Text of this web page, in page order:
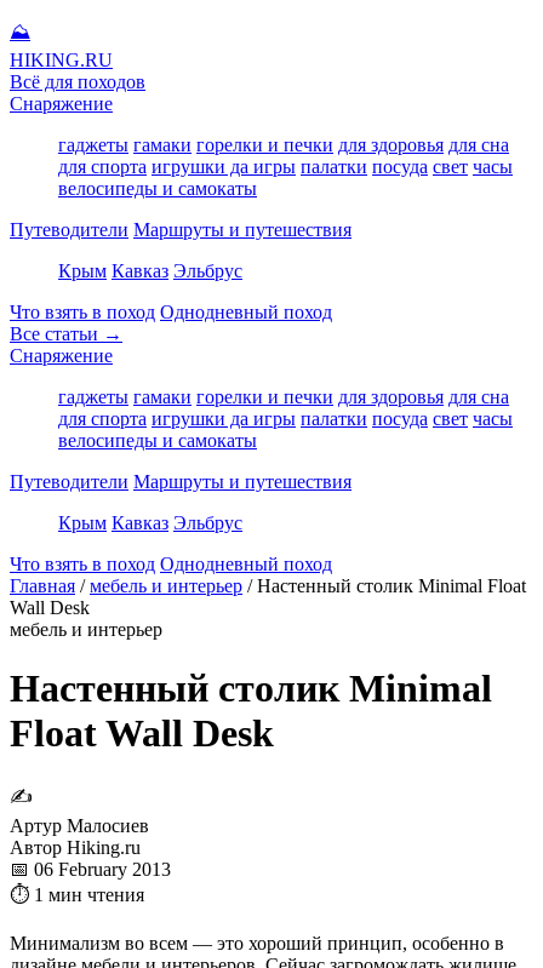
⛰
HIKING.RU
Всё для походов
Снаряжение
гаджеты гамаки горелки и печки для здоровья для сна
для спорта игрушки да игры палатки посуда свет часы
велосипеды и самокаты
Путеводители Маршруты и путешествия
Крым Кавказ Эльбрус
Что взять в поход Однодневный поход
Все статьи →
Снаряжение
гаджеты гамаки горелки и печки для здоровья для сна
для спорта игрушки да игры палатки посуда свет часы
велосипеды и самокаты
Путеводители Маршруты и путешествия
Крым Кавказ Эльбрус
Что взять в поход Однодневный поход
Главная / мебель и интерьер / Настенный столик Minimal Float
Wall Desk
мебель и интерьер
Настенный столик Minimal
Float Wall Desk
✍
Артур Малосиев
Автор Hiking.ru
📅 06 February 2013
⏱ 1 мин чтения
Минимализм во всем — это хороший принцип, особенно в